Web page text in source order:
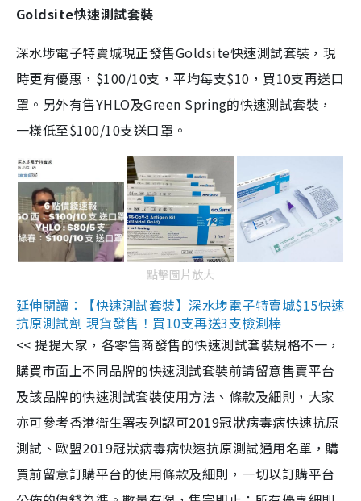
Goldsite快速測試套裝
深水埗電子特賣城現正發售Goldsite快速測試套裝，現
時更有優惠，$100/10支，平均每支$10，買10支再送口
罩。另外有售YHLO及Green Spring的快速測試套裝，
一樣低至$100/10支送口罩。
點擊圖片放大
延伸閱讀：【快速測試套裝】深水埗電子特賣城$15快速
抗原測試劑 現貨發售！買10支再送3支檢測棒
<< 提提大家，各零售商發售的快速測試套裝規格不一，
購買市面上不同品牌的快速測試套裝前請留意售賣平台
及該品牌的快速測試套裝使用方法、條款及細則，大家
亦可參考香港衞生署表列認可2019冠狀病毒病快速抗原
測試、歐盟2019冠狀病毒病快速抗原測試通用名單，購
買前留意訂購平台的使用條款及細則，一切以訂購平台